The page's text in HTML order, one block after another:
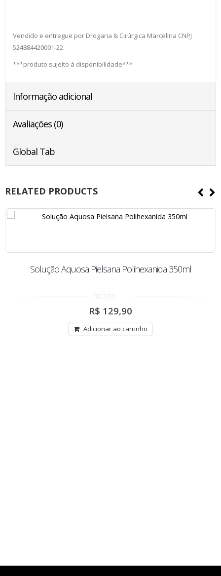
Vendido e entregue por Drogaria & Cirúrgica Marcelina CNPJ
524884420001-22
***produto sujeito à disponibilidade***
Informação adicional
Avaliações (0)
Global Tab
RELATED PRODUCTS
Solução Aquosa Pielsana Polihexanida 350ml
0
out
5
R$ 129,90
Adicionar ao carrinho